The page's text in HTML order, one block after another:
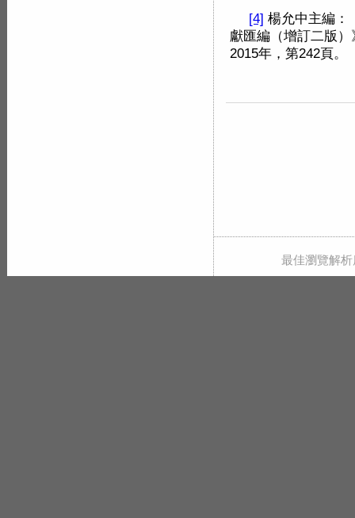
[4] 楊允中主編：
獻匯編（增訂二版
2015年，第242頁。
最佳瀏覽解